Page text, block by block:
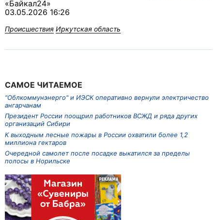
«Байкал24»
03.05.2026 16:26
Происшествия Иркутская область
САМОЕ ЧИТАЕМОЕ
"Облкоммунэнерго" и ИЭСК оперативно вернули электричество
ангарчанам
Президент России поощрил работников ВСЖД и ряда других
организаций Сибири
К выходным лесные пожары в России охватили более 1,2
миллиона гектаров
Очередной самолет после посадке выкатился за пределы
полосы в Норильске